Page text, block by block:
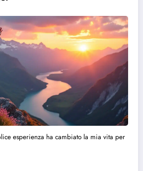
esperienza ha cambiato la mia vita per